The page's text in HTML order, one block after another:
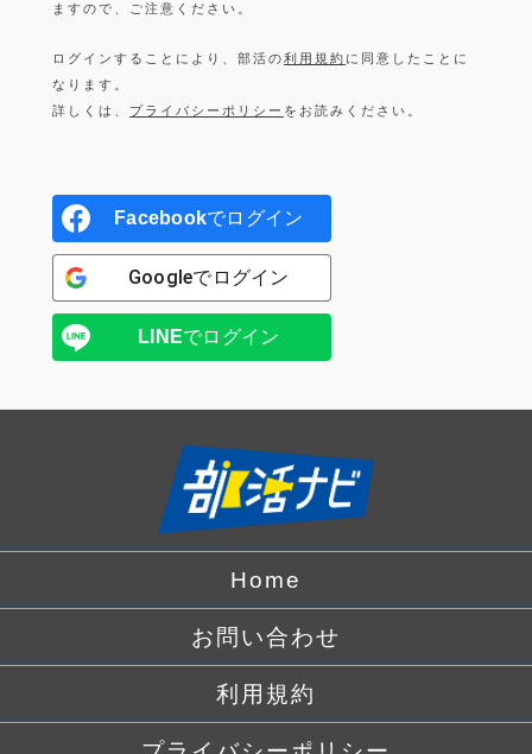
ますので、ご注意ください。
ログインすることにより、部活の利用規約 に同意したことに
なります。
詳しくは、 プライバシーポリシー をお読みください。
Facebookでログイン
Googleでログイン
LINEでログイン
Home
お問い合わせ
利用規約